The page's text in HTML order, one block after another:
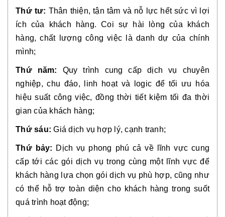
Thứ tư: Thân thiện, tận tâm và nỗ lực hết sức vì lợi
ích của khách hàng. Coi sự hài lòng của khách
hàng, chất lượng công việc là danh dự của chính
mình;
Thứ năm: Quy trình cung cấp dịch vụ chuyên
nghiệp, chu đáo, linh hoạt và logic để tối ưu hóa
hiệu suất công việc, đồng thời tiết kiệm tối đa thời
gian của khách hàng;
Thứ sáu: Giá dịch vụ hợp lý, cạnh tranh;
Thứ bảy: Dịch vụ phong phú cả về lĩnh vực cung
cấp tới các gói dịch vụ trong cùng một lĩnh vực để
khách hàng lựa chọn gói dịch vụ phù hợp, cũng như
có thể hỗ trợ toàn diện cho khách hàng trong suốt
quá trình hoạt động;